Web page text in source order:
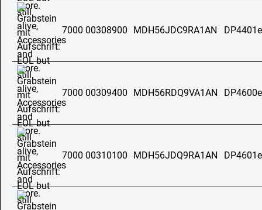
7000 00308900 MDH56JDC9RA1AN
7000 00309400 MDH56RDQ9VA1AN
7000 00310100 MDH56JDQ9RA1AN